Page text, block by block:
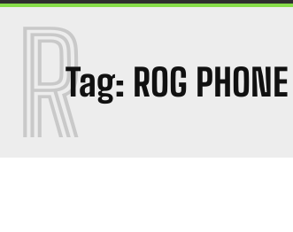
Tag: ROG PHONE
R